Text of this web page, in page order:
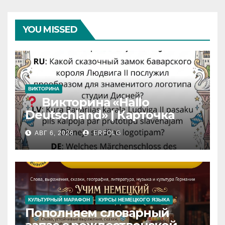
YOU MISSED
ВИКТОРИНА
Викторина «Hallo
Deutschland» | Карточка
№46
Замок вдохновения
Iedvesmas pils / Schloss der
Inspiration
АВГ 6, 2026 ERFOLG
КУЛЬТУРНЫЙ МАРАФОН КУРСЫ НЕМЕЦКОГО ЯЗЫКА
Пополняем словарный